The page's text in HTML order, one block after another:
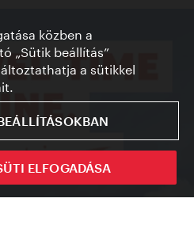
közben a
„Sütik beállítás”
a sütikkel
ELFOGADÁSA